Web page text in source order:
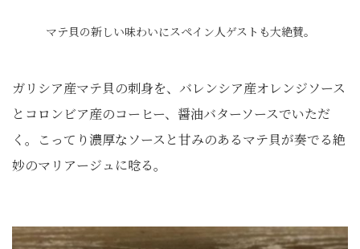
マテ貝の新しい味わいにスペイン人ゲストも大絶賛。
ガリシア産マテ貝の刺身を、バレンシア産オレンジソース
とコロンビア産のコーヒー、醤油バターソースでいただ
く。こってり濃厚なソースと甘みのあるマテ貝が奏でる絶
妙のマリアージュに唸る。